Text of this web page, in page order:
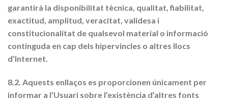
garantirà la disponibilitat tècnica, qualitat, fiabilitat,
exactitud, amplitud, veracitat, validesa i
constitucionalitat de qualsevol material o informació
continguda en cap dels hipervincles o altres llocs
d’Internet.
8.2. Aquests enllaços es proporcionen únicament per
informar a l’Usuari sobre l’existència d’altres fonts